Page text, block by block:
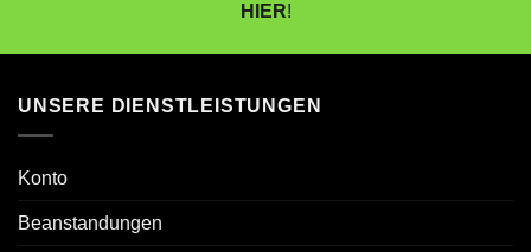
HIER!
UNSERE DIENSTLEISTUNGEN
Konto
Beanstandungen